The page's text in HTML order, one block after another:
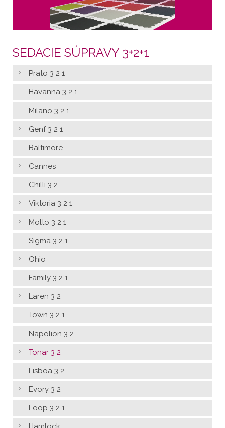
SEDACIE SÚPRAVY 3+2+1
Prato 3 2 1
Havanna 3 2 1
Milano 3 2 1
Genf 3 2 1
Baltimore
Cannes
Chilli 3 2
Viktoria 3 2 1
Molto 3 2 1
Sigma 3 2 1
Ohio
Family 3 2 1
Laren 3 2
Town 3 2 1
Napolion 3 2
Tonar 3 2
Lisboa 3 2
Evory 3 2
Loop 3 2 1